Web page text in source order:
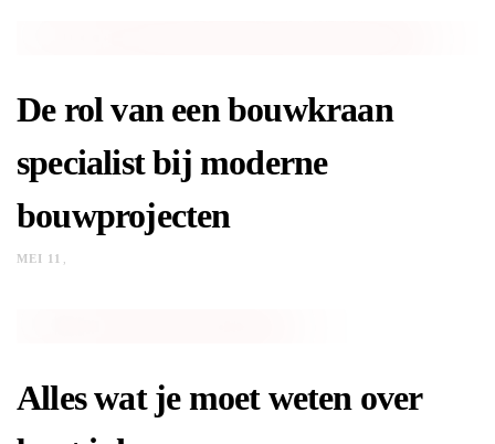
De rol van een bouwkraan
specialist bij moderne
bouwprojecten
MEI 11
Alles wat je moet weten over